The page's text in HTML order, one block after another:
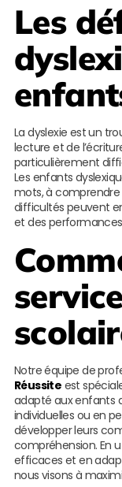
Les
La dyslexie est un
lecture et de
particulièrement
Les enfants
mots, à
difficultés peuvent
et des
Notre équipe de
Réussite est
adapté aux enfants
individuelles ou en
développer leurs
compréhension. En
efficaces et en
nous visons à